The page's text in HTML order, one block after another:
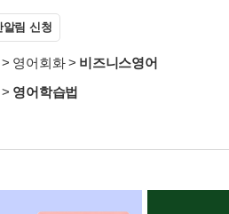
알림 신청
> 영어회화> 비즈니스영어
> 영어학습법